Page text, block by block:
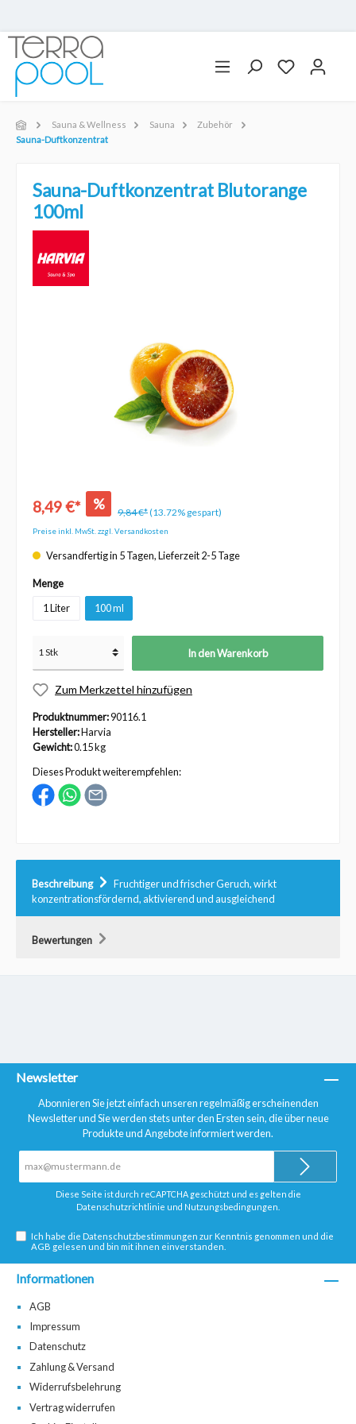
Sauna & Wellness Sauna
Zubehör
Sauna-Duftkonzentrat
Sauna-Duftkonzentrat Blutorange
100ml
8,49 €* % 9,84 €*(13.72% gespart)
Preise inkl. MwSt. zzgl. Versandkosten
Versandfertig in 5 Tagen, Lieferzeit 2-5 Tage
Menge
1 Liter
100 ml
In den Warenkorb
Zum Merkzettel hinzufügen
Produktnummer:90116.1
Hersteller:Harvia
Gewicht:0.15 kg
Dieses Produkt weiterempfehlen:
Beschreibung
Fruchtiger und frischer Geruch, wirkt
konzentrationsfördernd, aktivierend und ausgleichend
Bewertungen
Newsletter
Abonnieren Sie jetzt einfach unseren regelmäßig erscheinenden
Newsletter und Sie werden stets unter den Ersten sein, die über neue
Produkte und Angebote informiert werden.
Adresse*
Diese Seite ist durch reCAPTCHA geschützt und es gelten die
Datenschutzrichtlinie und Nutzungsbedingungen
Ich habe dieDatenschutzbestimmungen zur Kenntnis genommen und die
AGB gelesen und bin mit ihnen einverstanden.
Informationen
AGB
Impressum
Datenschutz
Zahlung & Versand
Widerrufsbelehrung
Vertrag widerrufen